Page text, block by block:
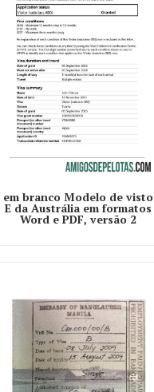
em branco Modelo de visto
E da Austrália em formatos
Word e PDF, versão 2